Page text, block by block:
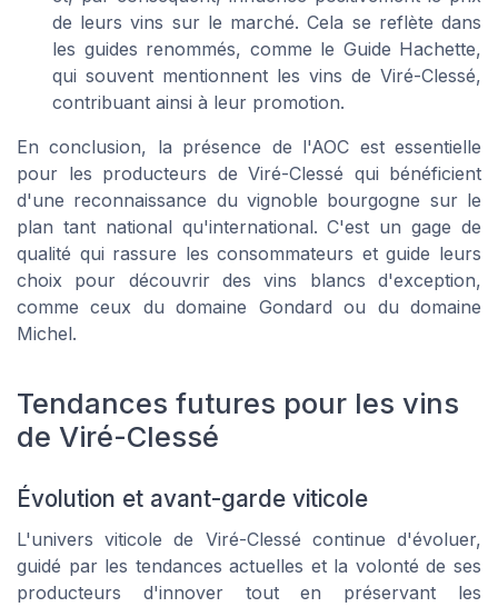
de leurs vins sur le marché. Cela se reflète dans
les guides renommés, comme le Guide Hachette,
qui souvent mentionnent les vins de Viré-Clessé,
contribuant ainsi à leur promotion.
En conclusion, la présence de l'AOC est essentielle
pour les producteurs de Viré-Clessé qui bénéficient
d'une reconnaissance du vignoble bourgogne sur le
plan tant national qu'international. C'est un gage de
qualité qui rassure les consommateurs et guide leurs
choix pour découvrir des vins blancs d'exception,
comme ceux du domaine Gondard ou du domaine
Michel.
Tendances futures pour les vins
de Viré-Clessé
Évolution et avant-garde viticole
L'univers viticole de Viré-Clessé continue d'évoluer,
guidé par les tendances actuelles et la volonté de ses
producteurs d'innover tout en préservant les